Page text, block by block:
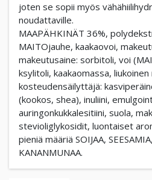
joten se sopii myös
noudattaville.
MAAPÄHKINÄT 36%,
MAITOjauhe, kaakaovoi,
makeutusaine: sorbitoli, voi
ksylitoli, kaakaomassa, liukoinen
kosteudensäilyttäjä:
(kookos, shea), inuliini,
auringonkukkalesitiini, suola,
stevioliglykosidit, luontaiset
pieniä määriä SOIJAA,
KANANMUNAA.